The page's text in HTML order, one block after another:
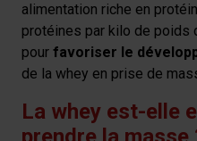
alimentation riche en
protéines par kilo de poids
pour favoriser le
de la whey en prise de
La whey est-elle